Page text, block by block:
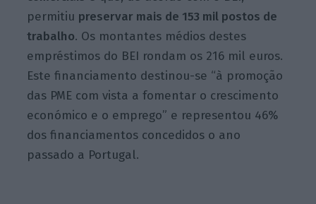
permitiu preservar mais de 153 mil postos de
trabalho. Os montantes médios destes
empréstimos do BEI rondam os 216 mil euros.
Este financiamento destinou-se “à promoção
das PME com vista a fomentar o crescimento
económico e o emprego” e representou 46%
dos financiamentos concedidos o ano
passado a Portugal.